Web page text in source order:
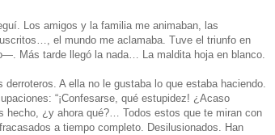
Los amigos y la familia me animaban, las
el mundo me aclamaba. Tuve el triunfo en
Más tarde llegó la nada… La maldita hoja en blanco.
A ella no le gustaba lo que estaba haciendo.
“¡Confesarse, qué estupidez! ¿Acaso
hecho, ¿y ahora qué?… Todos estos que te miran con
a tiempo completo. Desilusionados. Han